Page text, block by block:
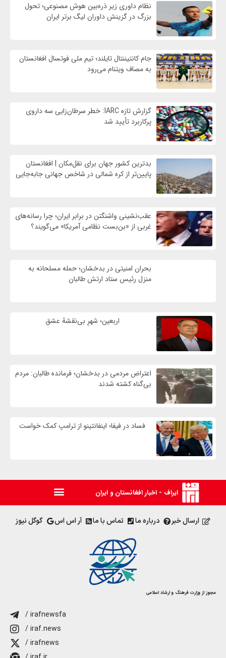
نظام داوری زیر ذره‌بین هوش مصنوعی؛ تحول
بزرگ در گزینش داوران لیگ برتر ایران
جام کانتیننتال تایلند؛ تیم ملی فوتسال افغانستان
به مصاف ویتنام می‌رود
گزارش تازه IARC: خطر سرطان‌زایی سه داروی
پرکاربرد تأیید شد
بدترین کشور جهان برای نقل‌مکان | افغانستان
پایین‌تر از کره شمالی در شاخص جهانی جابه‌جایی
عقب‌نشینی واشنگتن در برابر ایران؛ چرا رسانه‌های
غربی از «بن‌بست نظامی آمریکا» می‌گویند؟
بحران امنیتی در بدخشان؛ حمله مسلحانه به
منزل رئیس ستاد ارتش طالبان
اربعین؛ شهرِ بی‌نقشهٔ عشق
اعتراض مردمی در بدخشان؛ فرمانده طالبان: مردم
بی‌گناه کشته شدند
فساد در فیفا؛ اینفانتینو از ترامپ کمک خواست
ایراف - اخبار افغانستان و ایران
ارسال خبر درباره ما تماس با ما آر اس اس گوگل نیوز
مجوز از وزارت فرهنگ و ارشاد اسلامی
/ irafnewsfa
/ iraf.news
/ irafnews